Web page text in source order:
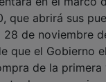
que abrirá sus
de noviembre
que el Gobierno
de la primera
las